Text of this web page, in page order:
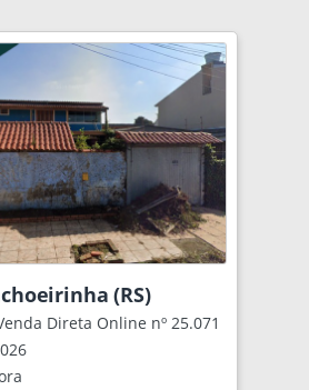
(RS)
Direta Online nº 25.071